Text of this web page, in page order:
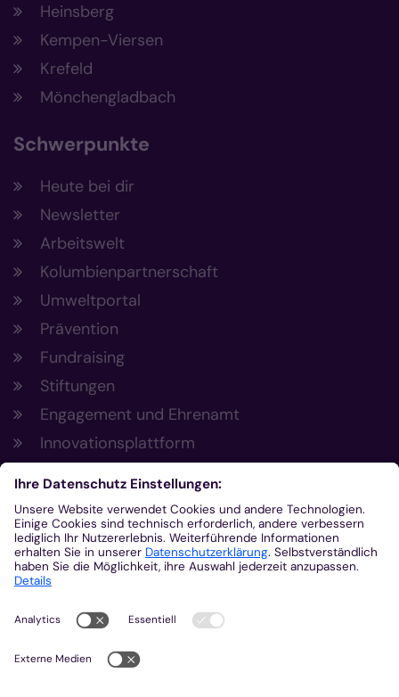
Heinsberg
Kempen-Viersen
Krefeld
Mönchengladbach
Schwerpunkte
Heute bei dir
Newsletter
Arbeitswelt
Kolumbienpartnerschaft
Umweltportal
Prävention
Fundraising
Stiftungen
Engagement und Ehrenamt
Innovationsplattform
Aus der Plattform
Nachrichten
Veranstaltungen
Gottesdienste
Stellenangebote
Kirchenzeitung
Amtsblatt (Kirchlicher Anzeiger)